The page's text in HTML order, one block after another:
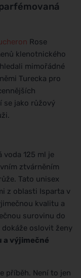
Rose
klenotnického
mimořádné
Turecka pro
se jako růžový
voda 125 ml je
ztvárněním
Tato unisex
z oblasti Isparta v
kvalitu a
surovinu do
oslovit ženy
a výjimečné
příběh. Není to jen